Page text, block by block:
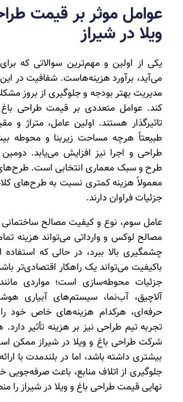
عوامل موثر بر قیمت
ویلا در شیراز
یکی از اولین و مهم‌ترین سوالاتی که
می‌آید، برآورد هزینه‌هاست. شفافیت در این
مدیریت بهتر بودجه و جلوگیری از بروز
کند. عوامل متعددی بر قیمت طراحی باغ
تاثیرگذار هستند. اولین عامل، متراژ و
طبیعتاً هرچه مساحت زیربنا و محوطه
طراحی و اجرا نیز افزایش می‌یابد. دومین
طرح و سبک معماری انتخابی است.
معمولاً هزینه کمتری نسبت به طرح‌های
جزئیات فراوان دارند.
عامل سوم، نوع و کیفیت مصالح
مصالح لوکس و وارداتی می‌تواند هزینه
چشمگیری بالا ببرد، در حالی که
باکیفیت می‌تواند یک راهکار اقتصادی‌تر
جزئیات محوطه‌سازی است؛ مواردی
آلاچیق، آب‌نما، سیستم‌های آبیاری
حرفه‌ای، هرکدام هزینه‌های خاص خود
تجربه تیم طراحی نیز بر هزینه تأثیر
شرکت طراحی باغ و ویلا در شیراز ممکن
بیشتری داشته باشد، اما در بلندمدت با
جلوگیری از اتلاف منابع، باعث صرفه‌جویی
نهایی قیمت طراحی باغ و ویلا در شیراز را